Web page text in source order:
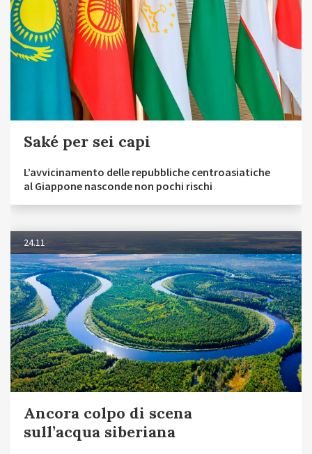
Saké per sei capi
L’avvicinamento delle repubbliche centroasiatiche
al Giappone nasconde non pochi rischi
24.11
Ancora colpo di scena
sull’acqua siberiana